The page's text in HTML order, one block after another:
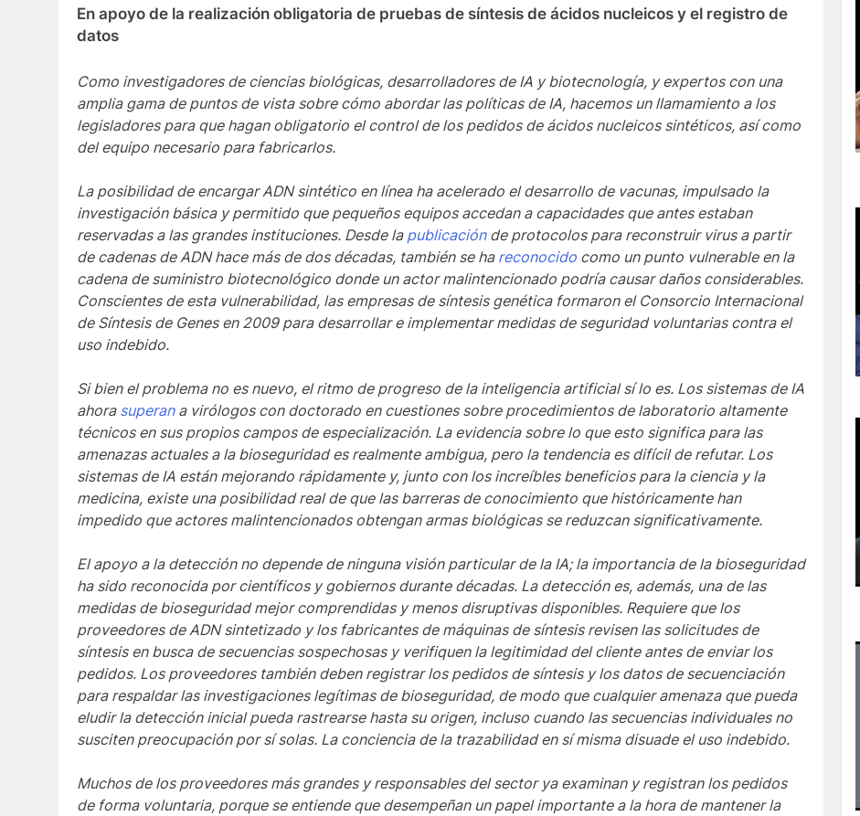
En apoyo de la realización obligatoria de pruebas de síntesis de ácidos nucleicos y el registro de
datos
Como investigadores de ciencias biológicas, desarrolladores de IA y biotecnología, y expertos con una
amplia gama de puntos de vista sobre cómo abordar las políticas de IA, hacemos un llamamiento a los
legisladores para que hagan obligatorio el control de los pedidos de ácidos nucleicos sintéticos, así como
del equipo necesario para fabricarlos.
La posibilidad de encargar ADN sintético en línea ha acelerado el desarrollo de vacunas, impulsado la
investigación básica y permitido que pequeños equipos accedan a capacidades que antes estaban
reservadas a las grandes instituciones. Desde la publicaciónde protocolos para reconstruir virus a partir
de cadenas de ADN hace más de dos décadas, también se ha reconocido como un punto vulnerable en la
cadena de suministro biotecnológico donde un actor malintencionado podría causar daños considerables.
Conscientes de esta vulnerabilidad, las empresas de síntesis genética formaron el Consorcio Internacional
de Síntesis de Genes en 2009 para desarrollar e implementar medidas de seguridad voluntarias contra el
uso indebido.
Si bien el problema no es nuevo, el ritmo de progreso de la inteligencia artificial sí lo es. Los sistemas de IA
ahora superana virólogos con doctorado en cuestiones sobre procedimientos de laboratorio altamente
técnicos en sus propios campos de especialización. La evidencia sobre lo que esto significa para las
amenazas actuales a la bioseguridad es realmente ambigua, pero la tendencia es difícil de refutar. Los
sistemas de IA están mejorando rápidamente y, junto con los increíbles beneficios para la ciencia y la
medicina, existe una posibilidad real de que las barreras de conocimiento que históricamente han
impedido que actores malintencionados obtengan armas biológicas se reduzcan significativamente.
El apoyo a la detección no depende de ninguna visión particular de la IA; la importancia de la bioseguridad
ha sido reconocida por científicos y gobiernos durante décadas. La detección es, además, una de las
medidas de bioseguridad mejor comprendidas y menos disruptivas disponibles. Requiere que los
proveedores de ADN sintetizado y los fabricantes de máquinas de síntesis revisen las solicitudes de
síntesis en busca de secuencias sospechosas y verifiquen la legitimidad del cliente antes de enviar los
pedidos. Los proveedores también deben registrar los pedidos de síntesis y los datos de secuenciación
para respaldar las investigaciones legítimas de bioseguridad, de modo que cualquier amenaza que pueda
eludir la detección inicial pueda rastrearse hasta su origen, incluso cuando las secuencias individuales no
susciten preocupación por sí solas. La conciencia de la trazabilidad en sí misma disuade el uso indebido.
Muchos de los proveedores más grandes y responsables del sector ya examinan y registran los pedidos
de forma voluntaria, porque se entiende que desempeñan un papel importante a la hora de mantener la